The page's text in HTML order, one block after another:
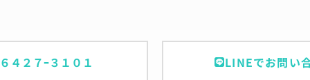
４２７ｰ３１０１ LINEでお問い